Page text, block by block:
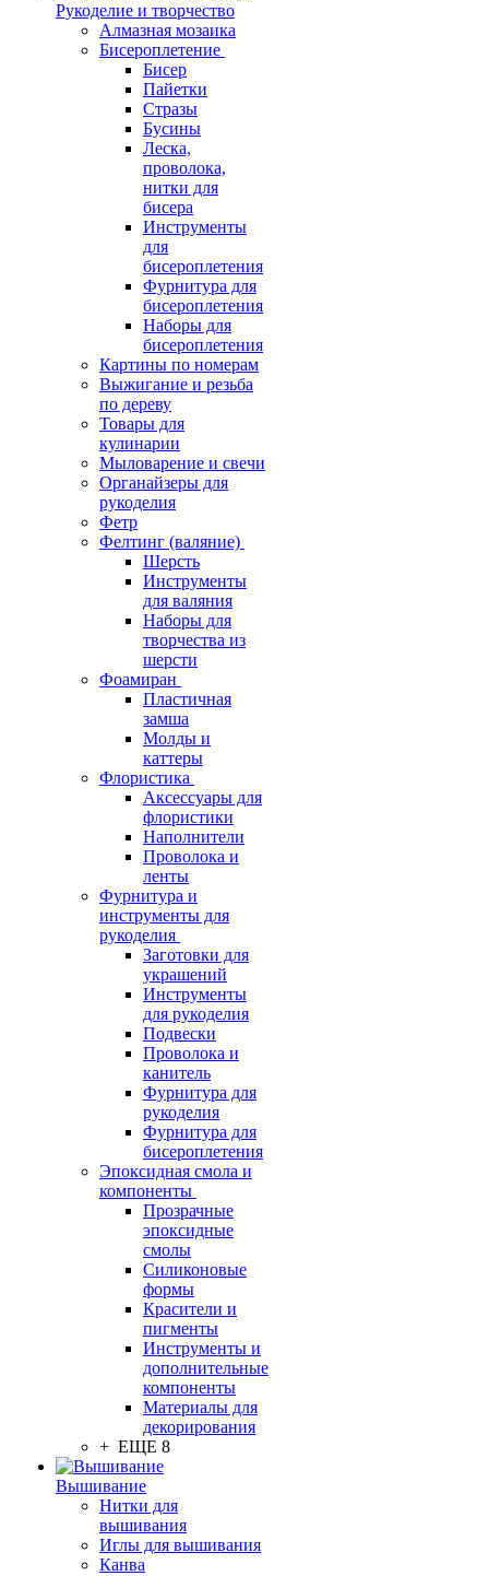
Рукоделие и творчество
Алмазная мозаика
Бисероплетение
Бисер
Пайетки
Стразы
Бусины
Леска,
проволока,
нитки для
бисера
Инструменты
для
бисероплетения
Фурнитура для
бисероплетения
Наборы для
бисероплетения
Картины по номерам
Выжигание и резьба
по дереву
Товары для
кулинарии
Мыловарение и свечи
Органайзеры для
рукоделия
Фетр
Фелтинг (валяние)
Шерсть
Инструменты
для валяния
Наборы для
творчества из
шерсти
Фоамиран
Пластичная
замша
Молды и
каттеры
Флористика
Аксессуары для
флористики
Наполнители
Проволока и
ленты
Фурнитура и
инструменты для
рукоделия
Заготовки для
украшений
Инструменты
для рукоделия
Подвески
Проволока и
канитель
Фурнитура для
рукоделия
Фурнитура для
бисероплетения
Эпоксидная смола и
компоненты
Прозрачные
эпоксидные
смолы
Силиконовые
формы
Красители и
пигменты
Инструменты и
дополнительные
компоненты
Материалы для
декорирования
+ ЕЩЕ 8
Вышивание
Нитки для
вышивания
Иглы для вышивания
Канва